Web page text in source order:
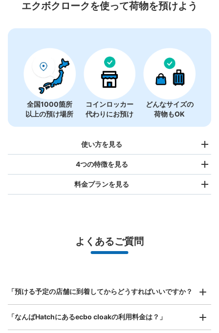
エクボクロークを使って荷物を預けよう
全国1000箇所
以上の預け場所
コインロッカー
代わりにお預け
どんなサイズの
荷物もOK
使い方を見る
スマホからお店と日時を
指定して事前予約
4つの特徴を見る
全国1,000箇所以上と提携
料金プランを見る
最大辺が45cm未満の大きさのお荷物（リュック、ハンド
バッグ、お手荷物など）
¥800/ 日
器、ベビーカーなど）
よくあるご質問
「預ける予定の店舗に到着してからどうすればいいですか？
「なんばHatchにあるecbo cloakの利用料金は？」